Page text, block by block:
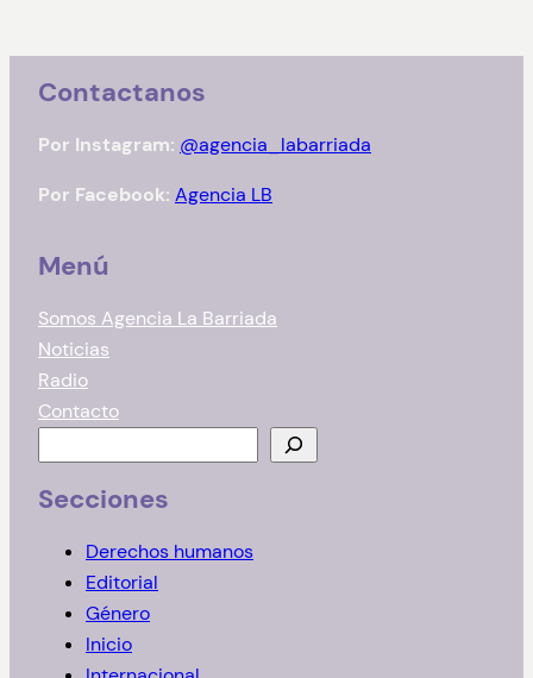
Contactanos
Por Instagram: @agencia_labarriada
Por Facebook: Agencia LB
Menú
Somos Agencia La Barriada
Noticias
Radio
Contacto
s
Secciones
Derechos humanos
Editorial
Género
Inicio